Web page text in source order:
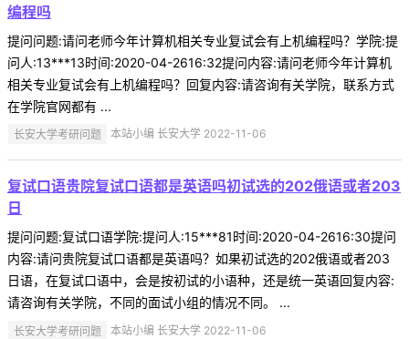
编程吗
提问问题:请问老师今年计算机相关专业复试会有上机编程吗？学院:提
问人:13***13时间:2020-04-2616:32提问内容:请问老师今年计算机
相关专业复试会有上机编程吗？回复内容:请咨询有关学院，联系方式
在学院官网都有 ...
长安大学考研问题 本站小编 长安大学 2022-11-06
复试口语贵院复试口语都是英语吗初试选的202俄语或者203
日
提问问题:复试口语学院:提问人:15***81时间:2020-04-2616:30提问
内容:请问贵院复试口语都是英语吗？如果初试选的202俄语或者203
日语，在复试口语中，会是按初试的小语种，还是统一英语回复内容:
请咨询有关学院，不同的面试小组的情况不同。 ...
长安大学考研问题 本站小编 长安大学 2022-11-06